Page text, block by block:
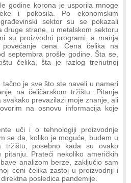
godine korona je usporila mnoge
i pokosila. Po ekonomskim
sektor su se pokazali
druge strane, u metalskom sektoru
su proizvodni programi, a manja
povećanje cena. Cena čelika na
septembra prošle godine. Šta se,
čelika, šta je razlog trenutnoj
tačno je sve što ste naveli u nameri
na čeličarskom tržištu. Pitanje
prevazilazi moje znanje, ali
na osnovu informacija koje
uči i o tehnologiji proizvodnje
se da, koliko je moguće, budem u
tržištu, posebno kada su ovako
pitanju. Prateći nekoliko američkih
analizom berze, zaključio sam
ceni čelika zastoj u proizvodnji i
posledica pandemije.